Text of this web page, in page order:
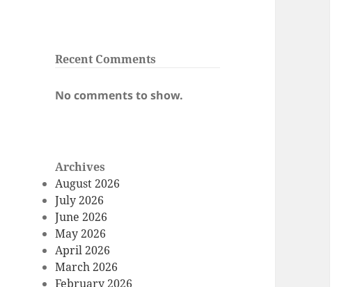
Recent Comments
No comments to show.
Archives
August 2026
July 2026
June 2026
May 2026
April 2026
March 2026
February 2026